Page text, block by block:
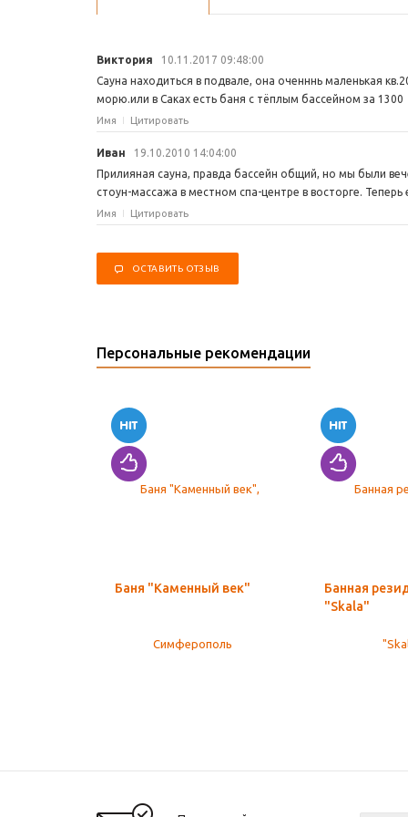
Виктория
10.11.2017 09:48:00
Сауна находиться в подвале, она оченннь маленькая
морю.или в Саках есть баня с тёплым бассейном за
Имя Цитировать
Иван
19.10.2010 14:04:00
Прилияная сауна, правда бассейн общий, но мы были
стоун-массажа в местном спа-центре в восторге.
Имя Цитировать
ОСТАВИТЬ ОТЗЫВ
Персональные рекомендации
Баня "Каменный век"
Банная
"Skala"